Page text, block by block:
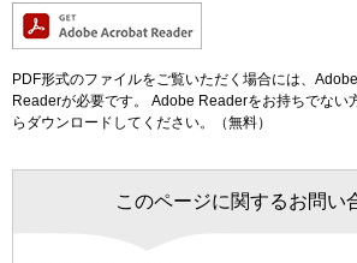
PDF形式のファイルをご覧いただく場合には、
Readerが必要です。
Adobe Readerをお持ちでない
らダウンロードしてください。（無料）
このページに関するお問い